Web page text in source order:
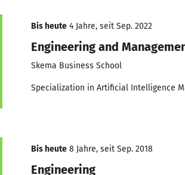
Bis heute 4 Jahre, seit Sep. 2022
Engineering and
Skema Business School
Specialization in Artificial Intelligence
Bis heute 8 Jahre, seit Sep. 2018
Engineering